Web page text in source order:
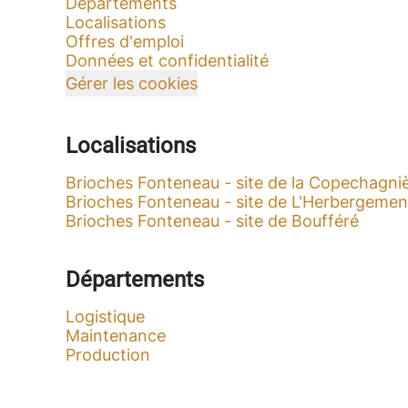
Localisations
Offres d'emploi
Données et confidentialité
Gérer les cookies
Localisations
Brioches Fonteneau - site de la
Brioches Fonteneau - site de
Brioches Fonteneau - site de Boufféré
Départements
Logistique
Maintenance
Production